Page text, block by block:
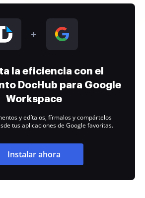
la eficiencia con el
DocHub para Google
Workspace
y edítalos, fírmalos y compártelos
tus aplicaciones de Google favoritas.
Instalar ahora